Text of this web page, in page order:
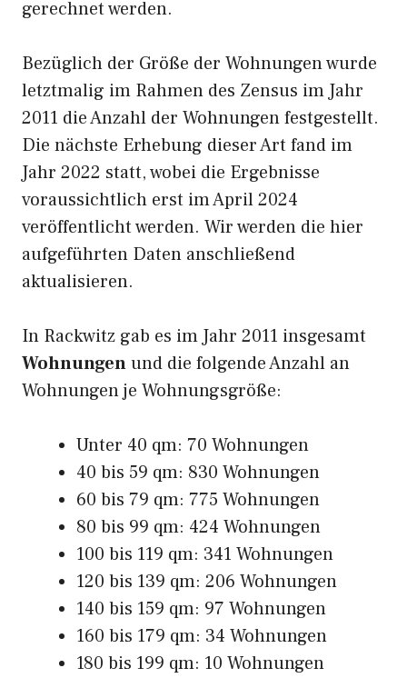
gerechnet werden.
Bezüglich der Größe der Wohnungen wurde
letztmalig im Rahmen des Zensus im Jahr
2011 die Anzahl der Wohnungen festgestellt.
Die nächste Erhebung dieser Art fand im
Jahr 2022 statt, wobei die Ergebnisse
voraussichtlich erst im April 2024
veröffentlicht werden. Wir werden die hier
aufgeführten Daten anschließend
aktualisieren.
In Rackwitz gab es im Jahr 2011 insgesamt
Wohnungenund die folgende Anzahl an
Wohnungen je Wohnungsgröße:
Unter 40 qm: 70 Wohnungen
40 bis 59 qm: 830 Wohnungen
60 bis 79 qm: 775 Wohnungen
80 bis 99 qm: 424 Wohnungen
100 bis 119 qm: 341 Wohnungen
120 bis 139 qm: 206 Wohnungen
140 bis 159 qm: 97 Wohnungen
160 bis 179 qm: 34 Wohnungen
180 bis 199 qm: 10 Wohnungen